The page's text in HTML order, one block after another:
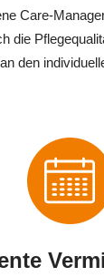
Care-
die
den